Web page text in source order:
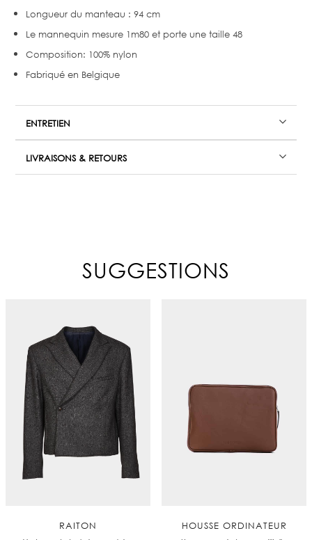
Longueur du manteau : 94 cm
Le mannequin mesure 1m80 et porte une taille 48
Composition: 100% nylon
Fabriqué en Belgique
ENTRETIEN
LIVRAISONS & RETOURS
SUGGESTIONS
RAITON HOUSSE ORDINATEUR